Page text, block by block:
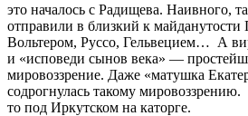
это началось с Радищева. Наивного,
отправили в близкий к майданутости
Вольтером, Руссо, Гельвецием… А
и «исповеди сынов века» —
мировоззрение. Даже «матушка
содрогнулась такому мировоззрению.
то под Иркутском на каторге.